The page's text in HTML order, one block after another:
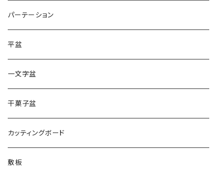
パーテーション
平盆
一文字盆
干菓子盆
カッティングボード
敷板